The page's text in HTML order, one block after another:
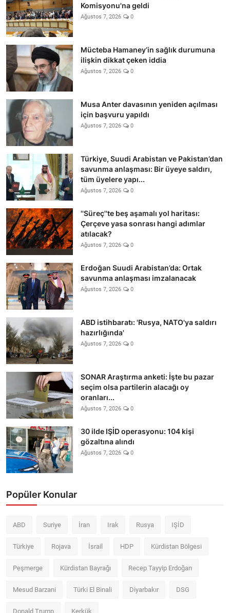
Komisyonu'na geldi
Ağustos 7, 2026 0
Mücteba Hamaney’in sağlık durumuna
ilişkin dikkat çeken iddia
Ağustos 7, 2026 0
Musa Anter davasının yeniden açılması
için başvuru yapıldı
Ağustos 7, 2026 0
Türkiye, Suudi Arabistan ve Pakistan’dan
savunma anlaşması: Bir üyeye saldırı,
tüm üyelere yapı...
Ağustos 7, 2026 0
''Süreç''te beş aşamalı yol haritası:
Çerçeve yasa sonrası hangi adımlar
atılacak?
Ağustos 7, 2026 0
Erdoğan Suudi Arabistan’da: Ortak
savunma anlaşması imzalanacak
Ağustos 7, 2026 0
ABD istihbaratı: 'Rusya, NATO'ya saldırı
hazırlığında'
Ağustos 7, 2026 0
SONAR Araştırma anketi: İşte bu pazar
seçim olsa partilerin alacağı oy
oranları...
Ağustos 7, 2026 0
30 ilde IŞİD operasyonu: 104 kişi
gözaltına alındı
Ağustos 7, 2026 0
Popüler Konular
ABD Suriye İran Irak Rusya IŞİD
Türkiye Rojava İsrail HDP Kürdistan Bölgesi
Peşmerge Kürdistan Bayrağı Recep Tayyip Erdoğan
Mesud Barzani Türki El Binali Diyarbakır DSG
Donald Trump Kerkük